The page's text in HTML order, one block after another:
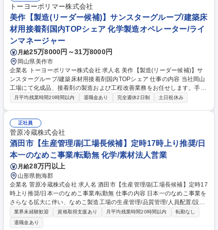
ありません。★設備も充実しており、夏場はエアコン・冷風機、冬場はス
トーブ・防寒着を完備！経験者が無理なく長く働き続けられる、快適な工
場環境を整えています。 募集職種 長岡【自動車整備スタッフ】ご家族の
イベント等で柔軟に休みが取れる環境！
トーヨーポリマー株式会社
美作【製造(リーダー候補)】サンスターグループ/建築床
材用接着剤国内TOPシェア 化学製造オペレーター/ライ
ンマネージャー
月給25万8000円～31万8000円
岡山県美作市
企業名 トーヨーポリマー株式会社 求人名 美作【製造(リーダー候補)】サ
ンスターグループ/建築床材用接着剤国内TOPシェア 仕事の内容 当社岡山
工場にて化成品、接着剤の製造および工程改善業務をお任せします。手順
通り/狙い通り進んでいるかを調べつつ、料理や実験のようにモノづくりを
や工程が正しいか数値の確認と記録）＞工程内での製品の品質チェック＞
原料・製品等を保管場所へ移動して保管 【参考：製品情報】https://toyop
olymer.co.jp/products/adhesives/ 募集職種 美作【製造(リーダー候補)】サ
ンスターグループ/建築床材用接着剤国内TOPシェア
月平均残業時間20時間以内 退職金あり 完全週休2日制 土日祝休み
正社員
菅原冷蔵株式会社
酒田市【生産管理/副工場長候補】定時17時上り推奨/日
本一のなめこ事業/転勤無 化学/素材法人営業
月給28万円以上
山形県飽海郡
企業名 菅原冷蔵株式会社 求人名 酒田市【生産管理/副工場長候補】定時17
時上り推奨/日本一のなめこ事業/転勤無 仕事の内容 日本一のなめこ事業を
さらなる拡大に伴い、なめこ製造工場の生産管理/品質管理/人員配置/設備
管理の改善を担います。将来工場長を目指しながら工場運営をリードいた
だきます。機械稼働時間は16時30分までです。 なめこ製造に関する工程
を理解し、工場全体を見渡しながら運営を支えるマネジメント業務が中心
業界未経験歓迎 資格取得支援あり 月平均残業時間20時間以内
転勤なし
退職金あり